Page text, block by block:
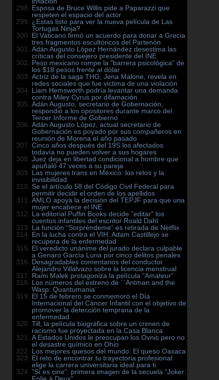
Esposa de Bruce Willis pide a Paparazzi que
respeten el espacio del actor
¿Estas listo para ver la nueva película de Las
Tortugas Ninja?
El Vaticano firmó un acuerdo para donar a Grecia
tres fragmentos escultóricos del Partenón
Adán Augusto López Hernández desestima las
críticas del consejero presidente del INE
Peso mexicano rompe la ”barrera psicológica” de
los $18 pesos frente al dólar
Actriz de la saga THG, Jena Malone, revela en
redes sociales que fue victima de una violación
Liam Hemsworth podría levantar una demanda
contra Miley Cyrus por difamación
Adán Augusto, secretario de Gobernación,
respondió a los opositores durante marco del
Tercer Informe de Gobierno
Adán Augusto López, actual secretario de
Gobernación es poyado por sus compañeros en
reunión de Morena el año pasado
Cinco años después del 19S los afectados
todavía no pueden volver a sus hogares
Juez deja en libertad condicional a hombre que
apuñaló 47 veces a su pareja
Las mujeres trans en México: los retos y la
invisibilidad
Se el artículo 58 del Código Civil Federal para
permitir decidir el orden de los apellidos
AMLO apoya la decisión del TEPJF para que una
mujer encabece el INE
La editorial Puffin Books decide ”editar” los
cuentos infantiles del escritor Roald Dahl
La función “Sorpréndeme” es retirada de Netflix
En la lucha contra el VIH: Adam Castillejo se
recupera de la enfermedad
El veredicto unánime del jurado declara culpable
a Genaro García Luna por cinco delitos penales
Desagradables comentarios del conductor
Alejandro Villalvazo sobre la licencia menstrual
Rami Malek protagoniza la película ”Amateur”
Los números del estreno de ´´Antman and the
Wasp: Quantumania´´
El 15 de febrero se conmemoró el Día
Internacional del Cáncer Infantil con el objetivo de
promover la detección temprana de la
enfermedad
Till, la película biográfica sobre un crimen de
racismo fue proyectada en la Casa Blanca
A Estados Unidos le preocupan los Ovnis pero no
el desastre químico en Ohio
Los mejores quesos del mundo: El queso Oaxaca
El reto de encontrar tu trayectoria profesional:
elige la carrera universitaria ideal para ti
”Sí es cine”: primera imagen de la secuela “Joker: